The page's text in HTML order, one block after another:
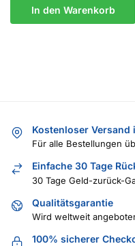
In den Warenkorb
Kostenloser Versand
Für alle Bestellungen
Einfache 30 Tage
30 Tage Geld-zurück-
Qualitätsgarantie
Wird weltweit
100% sicherer